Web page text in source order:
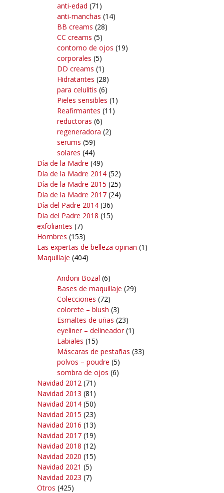
anti-edad (71)
anti-manchas (14)
BB creams (28)
CC creams (5)
contorno de ojos (19)
corporales (5)
DD creams (1)
Hidratantes (28)
para celulitis (6)
Pieles sensibles (1)
Reafirmantes (11)
reductoras (6)
regeneradora (2)
serums (59)
solares (44)
Día de la Madre (49)
Día de la Madre 2014 (52)
Día de la Madre 2015 (25)
Día de la Madre 2017 (24)
Día del Padre 2014 (36)
Día del Padre 2018 (15)
exfoliantes (7)
Hombres (153)
Las expertas de belleza opinan (1)
Maquillaje (404)
Andoni Bozal (6)
Bases de maquillaje (29)
Colecciones (72)
colorete – blush (3)
Esmaltes de uñas (23)
eyeliner – delineador(1)
Labiales (15)
Máscaras de pestañas (33)
polvos – poudre (5)
sombra de ojos (6)
Navidad 2012 (71)
Navidad 2013 (81)
Navidad 2014 (50)
Navidad 2015 (23)
Navidad 2016 (13)
Navidad 2017 (19)
Navidad 2018 (12)
Navidad 2020 (15)
Navidad 2021 (5)
Navidad 2023 (7)
Otros (425)